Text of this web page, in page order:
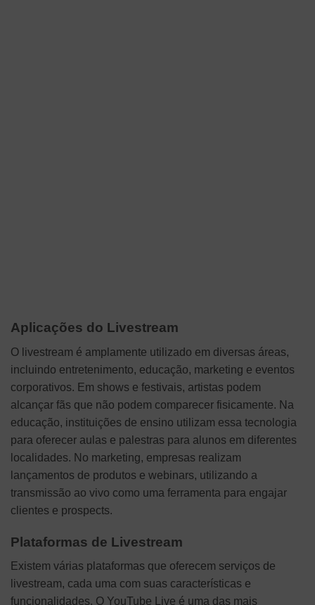
Aplicações do Livestream
O livestream é amplamente utilizado em diversas áreas,
incluindo entretenimento, educação, marketing e eventos
corporativos. Em shows e festivais, artistas podem
alcançar fãs que não podem comparecer fisicamente. Na
educação, instituições de ensino utilizam essa tecnologia
para oferecer aulas e palestras para alunos em diferentes
localidades. No marketing, empresas realizam
lançamentos de produtos e webinars, utilizando a
transmissão ao vivo como uma ferramenta para engajar
clientes e prospects.
Plataformas de Livestream
Existem várias plataformas que oferecem serviços de
livestream, cada uma com suas características e
funcionalidades. O YouTube Live é uma das mais